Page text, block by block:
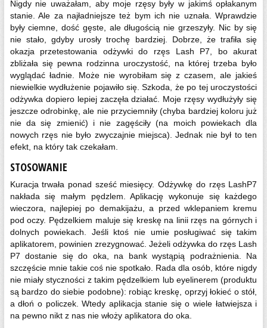
Nigdy nie uważałam, aby moje rzęsy były w jakimś opłakanym
stanie. Ale za najładniejsze też bym ich nie uznała. Wprawdzie
były ciemne, dość gęste, ale długością nie grzeszyły. Nic by się
nie stało, gdyby urosły trochę bardziej. Dobrze, że trafiła się
okazja przetestowania odżywki do rzęs Lash P7, bo akurat
zbliżała się pewna rodzinna uroczystość, na której trzeba było
wyglądać ładnie. Może nie wyrobiłam się z czasem, ale jakieś
niewielkie wydłużenie pojawiło się. Szkoda, że po tej uroczystości
odżywka dopiero lepiej zaczęła działać. Moje rzęsy wydłużyły się
jeszcze odrobinkę, ale nie przyciemniły (chyba bardziej koloru już
nie da się zmienić) i nie zagęściły (na moich powiekach dla
nowych rzęs nie było zwyczajnie miejsca). Jednak nie był to ten
efekt, na który tak czekałam.
STOSOWANIE
Kuracja trwała ponad sześć miesięcy. Odżywkę do rzęs LashP7
nakłada się małym pędzlem. Aplikację wykonuje się każdego
wieczora, najlepiej po demakijażu, a przed wklepaniem kremu
pod oczy. Pędzelkiem maluje się kreskę na linii rzęs na górnych i
dolnych powiekach. Jeśli ktoś nie umie posługiwać się takim
aplikatorem, powinien zrezygnować. Jeżeli odżywka do rzęs Lash
P7 dostanie się do oka, na bank wystąpią podrażnienia. Na
szczęście mnie takie coś nie spotkało. Rada dla osób, które nigdy
nie miały styczności z takim pędzelkiem lub eyelinerem (produktu
są bardzo do siebie podobne): robiąc kreskę, oprzyj łokieć o stół,
a dłoń o policzek. Wtedy aplikacja stanie się o wiele łatwiejsza i
na pewno nikt z nas nie włoży aplikatora do oka.